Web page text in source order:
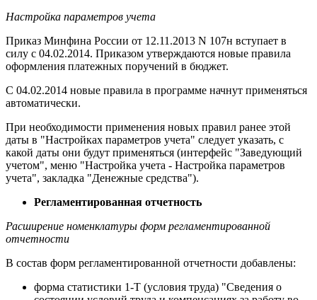
Настройка параметров учета
Приказ Минфина России от 12.11.2013 N 107н вступает в
силу с 04.02.2014. Приказом утверждаются новые правила
оформления платежных поручений в бюджет.
С 04.02.2014 новые правила в программе начнут применяться
автоматически.
При необходимости применения новых правил ранее этой
даты в "Настройках параметров учета" следует указать, с
какой даты они будут применяться (интерфейс "Заведующий
учетом", меню "Настройка учета - Настройка параметров
учета", закладка "Денежные средства").
Регламентированная отчетность
Расширение номенклатуры форм регламентированной
отчетности
В состав форм регламентированной отчетности добавлены:
форма статистики 1-Т (условия труда) "Сведения о